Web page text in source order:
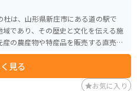
は、山形県新庄市にある道の駅で
ランがあります。 また、蚕の
、養蚕の歴史や絹織物の製造工程な
見る
お気に入り